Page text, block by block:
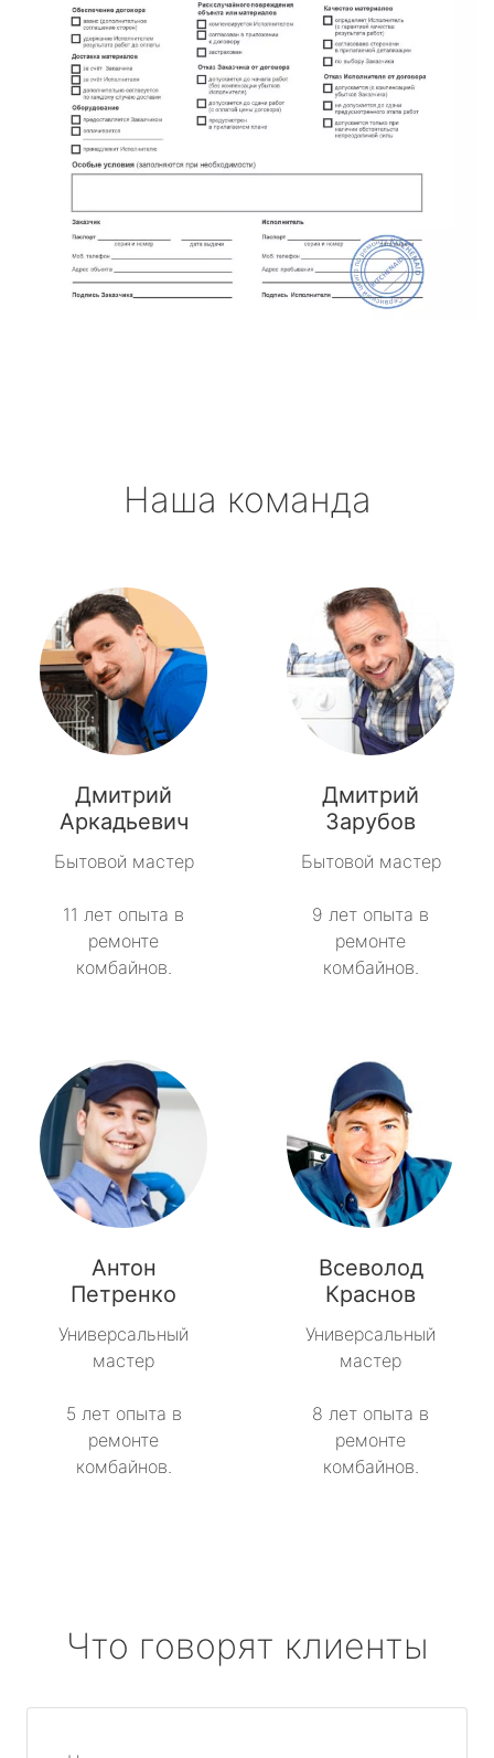
Наша команда
Дмитрий
Аркадьевич
Бытовой мастер
11 лет опыта в
ремонте
комбайнов.
Дмитрий
Зарубов
Бытовой мастер
9 лет опыта в
ремонте
комбайнов.
Антон
Петренко
Универсальный
мастер
5 лет опыта в
ремонте
комбайнов.
Всеволод
Краснов
Универсальный
мастер
8 лет опыта в
ремонте
комбайнов.
Что говорят клиенты